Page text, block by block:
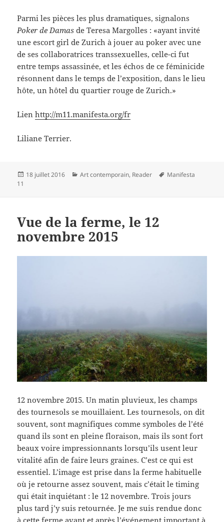
Parmi les pièces les plus dramatiques, signalons
Poker de Damas de Teresa Margolles : «ayant invité
une escort girl de Zurich à jouer au poker avec une
de ses collaboratrices transsexuelles, celle-ci fut
entre temps assassinée, et les échos de ce féminicide
résonnent dans le temps de l’exposition, dans le lieu
hôte, un hôtel du quartier rouge de Zurich.»
Lienhttp://m11.manifesta.org/fr
Liliane Terrier.
Publié
18 juillet 2016 Catégories
Art contemporain, Reader
Mots-
Manifesta
11
Vue de la ferme, le 12
novembre 2015
12 novembre 2015. Un matin pluvieux, les champs
des tournesols se mouillaient. Les tournesols, on dit
souvent, sont magnifiques comme symboles de l’été
quand ils sont en pleine floraison, mais ils sont fort
beaux voire impressionnants lorsqu’ils usent leur
vitalité afin de faire leurs graines. C’est ce qui est
essentiel. L’image est prise dans la ferme habituelle
où je retourne assez souvent, mais c’était le timing
qui était inquiétant : le 12 novembre. Trois jours
plus tard j’y suis retournée. Je me suis rendue donc
à cette ferme avant et après l’événement important à